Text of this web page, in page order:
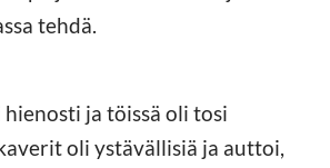
tehdä.
ja töissä oli tosi
oli ystävällisiä ja auttoi,